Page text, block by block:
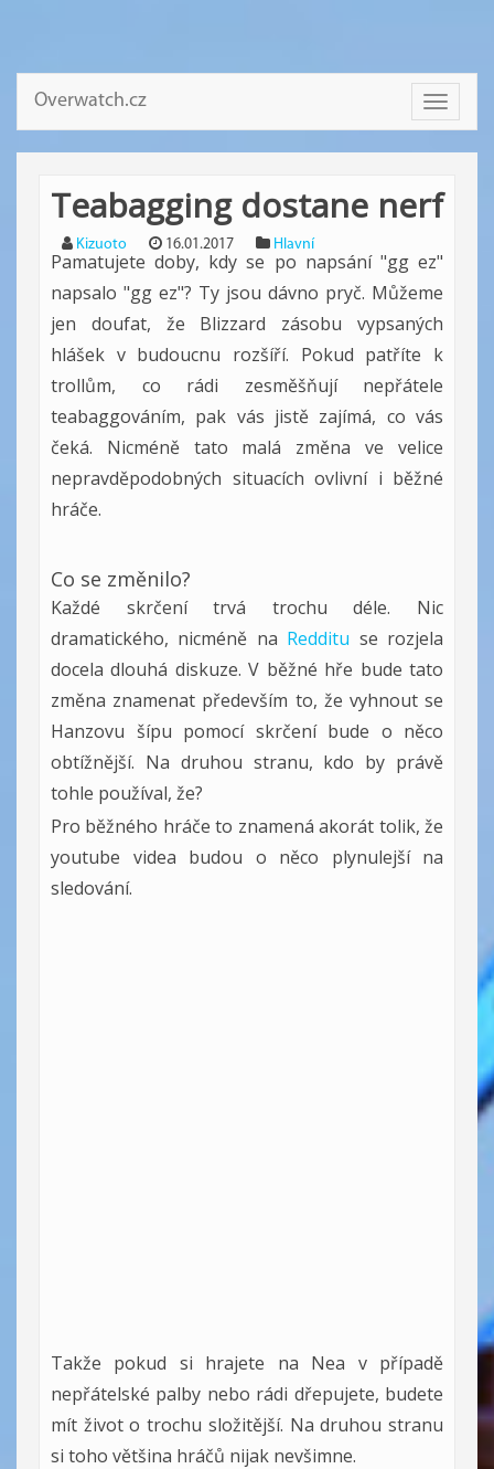
Toggle
Overwatch.cz
Teabagging dostane nerf
Kizuoto 16.01.2017 Hlavní
Pamatujete doby, kdy se po napsání "gg ez"
napsalo "gg ez"? Ty jsou dávno pryč. Můžeme
jen doufat, že Blizzard zásobu vypsaných
hlášek v budoucnu rozšíří. Pokud patříte k
trollům, co rádi zesměšňují nepřátele
teabaggováním, pak vás jistě zajímá, co vás
čeká. Nicméně tato malá změna ve velice
nepravděpodobných situacích ovlivní i běžné
hráče.
Co se změnilo?
Každé skrčení trvá trochu déle. Nic
dramatického, nicméně na Redditu se rozjela
docela dlouhá diskuze. V běžné hře bude tato
změna znamenat především to, že vyhnout se
Hanzovu šípu pomocí skrčení bude o něco
obtížnější. Na druhou stranu, kdo by právě
tohle používal, že?
Pro běžného hráče to znamená akorát tolik, že
youtube videa budou o něco plynulejší na
sledování.
Takže pokud si hrajete na Nea v případě
nepřátelské palby nebo rádi dřepujete, budete
mít život o trochu složitější. Na druhou stranu
si toho většina hráčů nijak nevšimne.